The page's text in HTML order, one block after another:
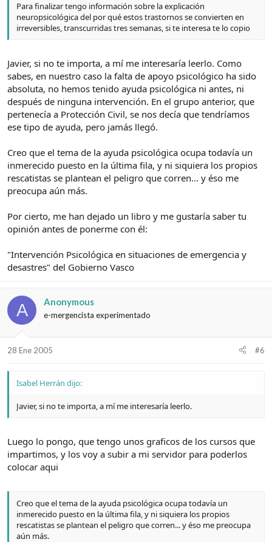
Para finalizar tengo información sobre la explicación
neuropsicológica del por qué estos trastornos se convierten en
irreversibles, transcurridas tres semanas, si te interesa te lo copio
Javier, si no te importa, a mí me interesaría leerlo. Como
sabes, en nuestro caso la falta de apoyo psicológico ha sido
absoluta, no hemos tenido ayuda psicológica ni antes, ni
después de ninguna intervención. En el grupo anterior, que
pertenecía a Protección Civil, se nos decía que tendríamos
ese tipo de ayuda, pero jamás llegó.
Creo que el tema de la ayuda psicológica ocupa todavía un
inmerecido puesto en la última fila, y ni siquiera los propios
rescatistas se plantean el peligro que corren... y éso me
preocupa aún más.
Por cierto, me han dejado un libro y me gustaría saber tu
opinión antes de ponerme con él:
"Intervención Psicológica en situaciones de emergencia y
desastres" del Gobierno Vasco
A Anonymous
e-mergencista experimentado
28 Ene 2005 #6
Isabel Herrán dijo:
Javier, si no te importa, a mí me interesaría leerlo.
Luego lo pongo, que tengo unos graficos de los cursos que
impartimos, y los voy a subir a mi servidor para poderlos
colocar aqui
Creo que el tema de la ayuda psicológica ocupa todavía un
inmerecido puesto en la última fila, y ni siquiera los propios
rescatistas se plantean el peligro que corren... y éso me preocupa
aún más.